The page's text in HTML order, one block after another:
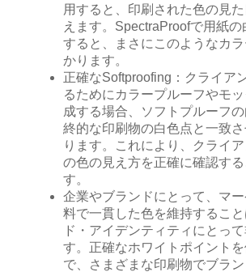
用すると、印刷された色の見
えます。SpectraProofで用紙
すると、まさにこのようなカ
かります。
正確なSoftproofing：クライア
るためにカラープルーフやモ
成する場合、ソフトプルーフ
終的な印刷物の白色点と一致
ります。これにより、クライ
の色の見え方を正確に確認する
す。
企業やブランドにとって、マ
料で一貫した色を維持するこ
ド・アイデンティティにとっ
す。正確なホワイトポイント
で、さまざまな印刷物でブラ